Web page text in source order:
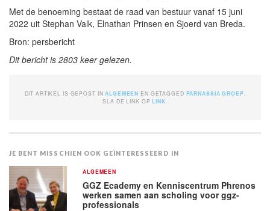
Met de benoeming bestaat de raad van bestuur vanaf 15 juni
2022 uit Stephan Valk, Elnathan Prinsen en Sjoerd van Breda.
Bron: persbericht
Dit bericht is 2803 keer gelezen.
DIT ARTIKEL IS GEPOST INALGEMEEN EN GETAGGED PARNASSIA GROEP
SLA DE LINK OPLINK
JE BENT MISSCHIEN OOK GEÏNTERESSEERD IN
ALGEMEEN
GGZ Ecademy en Kenniscentrum Phrenos
werken samen aan scholing voor ggz-
professionals